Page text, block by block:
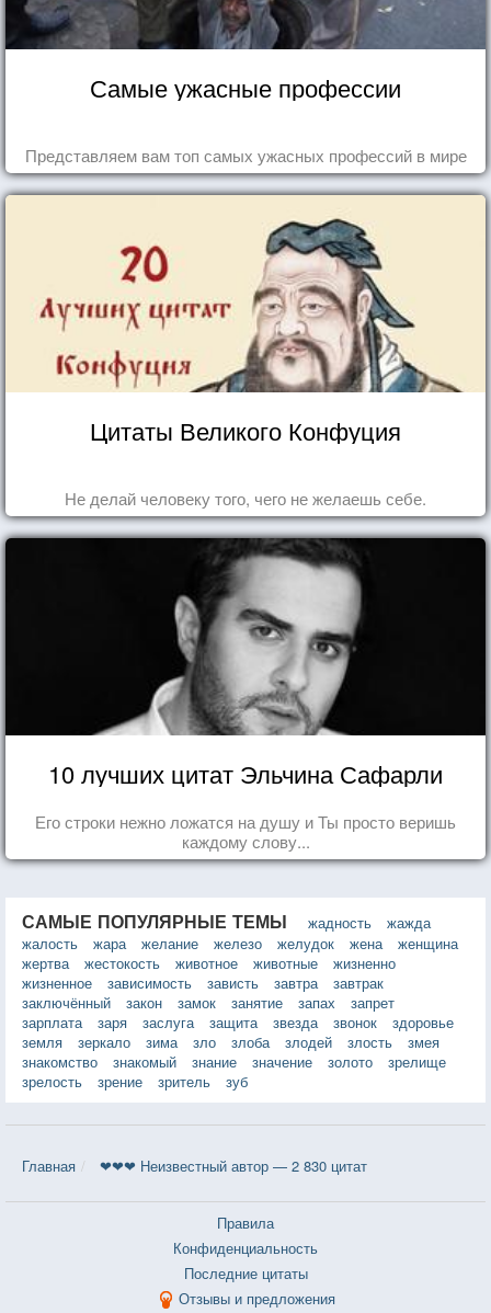
Самые ужасные профессии
Представляем вам топ самых ужасных профессий в мире
Цитаты Великого Конфуция
Не делай человеку того, чего не желаешь себе.
10 лучших цитат Эльчина Сафарли
Его строки нежно ложатся на душу и Ты просто веришь
каждому слову...
САМЫЕ ПОПУЛЯРНЫЕ ТЕМЫ жадность
жажда
жалость
жара желание железо желудок жена
женщина
жертва
жестокость животное животные
жизненно
жизненное
зависимость зависть завтра
завтрак
заключённый
закон замок занятие запах
запрет
зарплата
заря заслуга защита звезда звонок
здоровье
земля
зеркало зима зло злоба злодей злость
змея
знакомство
знакомый знание значение золото
зрелище
зрелость
зрение зритель зуб
Главная ❤❤❤ Неизвестный автор — 2 830 цитат
Правила
Конфиденциальность
Последние цитаты
Отзывы и предложения